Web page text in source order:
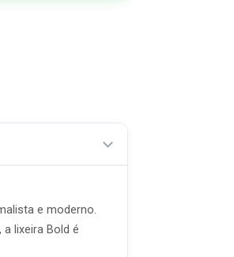
e moderno.
lixeira Bold é